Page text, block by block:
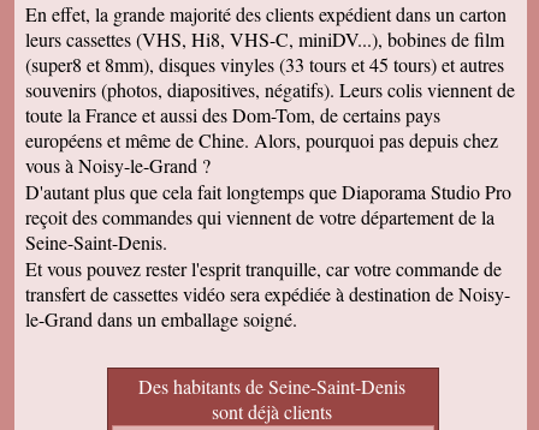
En effet, la grande majorité des clients expédient dans un carton
leurs cassettes (VHS, Hi8, VHS-C, miniDV...), bobines de film
(super8 et 8mm), disques vinyles (33 tours et 45 tours) et autres
souvenirs (photos, diapositives, négatifs). Leurs colis viennent de
toute la France et aussi des Dom-Tom, de certains pays
européens et même de Chine. Alors, pourquoi pas depuis chez
vous à Noisy-le-Grand ?
D'autant plus que cela fait longtemps que Diaporama Studio Pro
reçoit des commandes qui viennent de votre département de la
Seine-Saint-Denis.
Et vous pouvez rester l'esprit tranquille, car votre commande de
transfert de cassettes vidéo sera expédiée à destination de Noisy-
le-Grand dans un emballage soigné.
Des habitants de Seine-Saint-Denis
sont déjà clients